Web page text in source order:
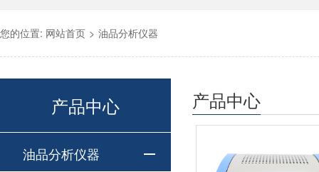
您的位置: 网站首页 > 油品分析仪器
产品中心
产品中心
油品分析仪器